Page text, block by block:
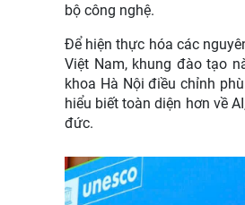
bộ công nghệ.
Để hiện thực hóa các
Việt Nam, khung đào tạo
khoa Hà Nội điều chỉnh
hiểu biết toàn diện hơn về
đức.